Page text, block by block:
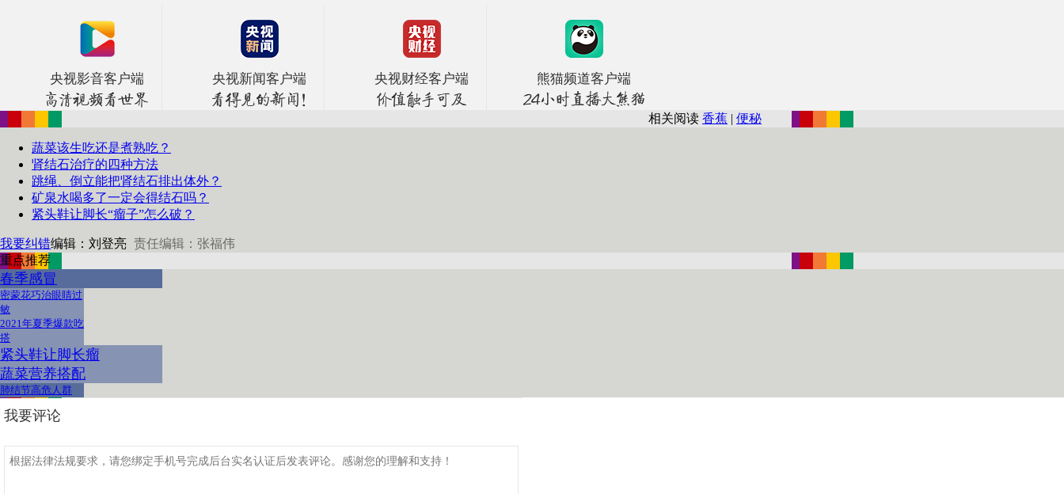
央视影音客户端 央视新闻客户端 央视财经客户端 熊猫频道客户端
相关阅读 香蕉 | 便秘
蔬菜该生吃还是煮熟吃？
肾结石治疗的四种方法
跳绳、倒立能把肾结石排出体外？
矿泉水喝多了一定会得结石吗？
紧头鞋让脚长“瘤子”怎么破？
我要纠错编辑：刘登亮 责任编辑：张福伟
重点推荐
春季感冒
密蒙花巧治眼睛过
敏
2021年夏季爆款吃
搭
紧头鞋让脚长瘤
蔬菜营养搭配
肺结节高危人群